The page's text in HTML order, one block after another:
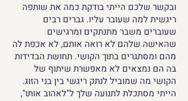
ובקשר שלכם הייתי בודקת כמה את שותפה
ריגשית למה שעובר עליו. גברים רבים
שעוברים משבר מתנתקים ומרגישים
שהאישה שלהם לא רואה אותם, לא אכפת לה
מהם ומסתגרים בתוך הקושי. תחושת הבדידות
בה הם נמצאים לא מאפשרת שיתוף של
הקושי מה שמוביל לנתק ריגשי בין בני הזוג.
הייתי מסתכלת לתנועה שלך ל"לאהוב אותו",